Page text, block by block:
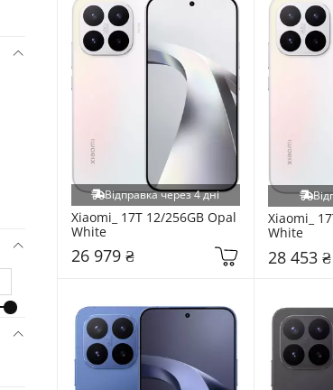
Відправка через 4 дні
Xiaomi_ 17T 12/256GB Opal
White
26 979 ₴
Xiaomi_
White
28 453 ₴